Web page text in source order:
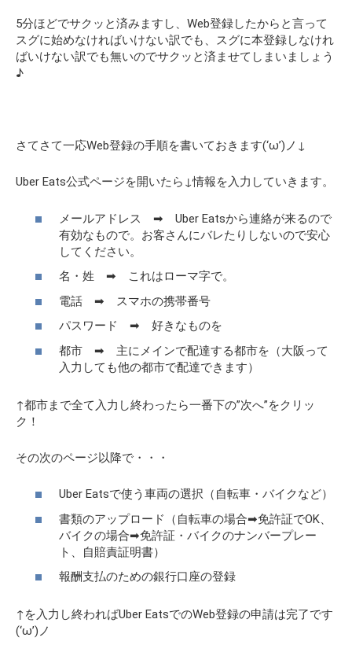
5分ほどでサクッと済みますし、Web登録したからと言って
スグに始めなければいけない訳でも、スグに本登録しなけれ
ばいけない訳でも無いのでサクッと済ませてしまいましょう
♪
さてさて一応Web登録の手順を書いておきます(‘ω’)ノ↓
Uber Eats公式ページを開いたら↓情報を入力していきます。
メールアドレス ➡ Uber Eatsから連絡が来るので
有効なもので。お客さんにバレたりしないので安心
してください。
名・姓 ➡ これはローマ字で。
電話 ➡ スマホの携帯番号
パスワード ➡ 好きなものを
都市 ➡ 主にメインで配達する都市を（大阪って
入力しても他の都市で配達できます）
↑都市まで全て入力し終わったら一番下の”次へ”をクリッ
ク！
その次のページ以降で・・・
Uber Eatsで使う車両の選択（自転車・バイクなど）
書類のアップロード（自転車の場合➡免許証でOK、
バイクの場合➡免許証・バイクのナンバープレー
ト、自賠責証明書）
報酬支払のための銀行口座の登録
↑を入力し終わればUber EatsでのWeb登録の申請は完了です
(‘ω’)ノ